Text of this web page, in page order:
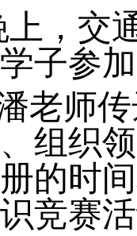
上 ， 交
子参加
老师
组织
的时
竞赛